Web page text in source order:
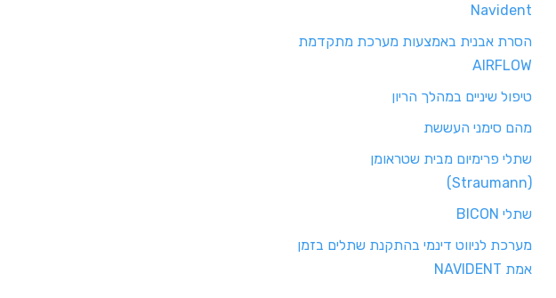
Navident
הסרת אבנית באמצעות מערכת מתקדמת
AIRFLOW
טיפול שיניים במהלך הריון
מהם סימני העששת
שתלי פרימיום מבית שטראומן
(Straumann)
שתלי BICON
מערכת לניווט דינמי בהתקנת שתלים בזמן
אמת NAVIDENT